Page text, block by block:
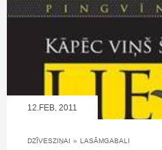
12.FEB, 2011
DZĪVESZIŅAI » LASĀMGABALI